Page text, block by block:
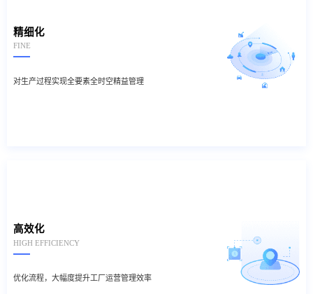
精细化
FINE
对生产过程实现全要素全时空精益管理
高效化
HIGH EFFICIENCY
优化流程，大幅度提升工厂运营管理效率